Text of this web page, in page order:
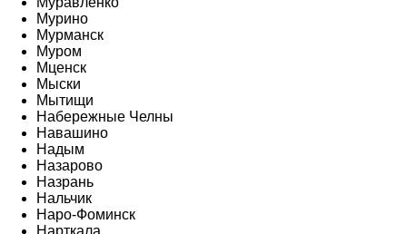
Мурино
Мурманск
Муром
Мценск
Мыски
Мытищи
Набережные Челны
Навашино
Надым
Назарово
Назрань
Нальчик
Наро-Фоминск
Нарткала